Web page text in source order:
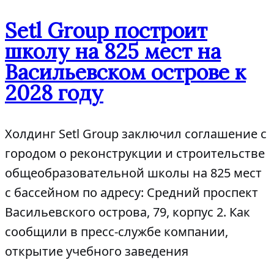
Setl Group построит
школу на 825 мест на
Васильевском острове к
2028 году
Холдинг Setl Group заключил соглашение с
городом о реконструкции и строительстве
общеобразовательной школы на 825 мест
с бассейном по адресу: Средний проспект
Васильевского острова, 79, корпус 2. Как
сообщили в пресс-службе компании,
открытие учебного заведения